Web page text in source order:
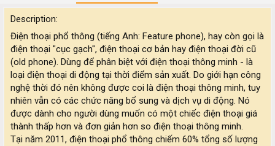
Description
Điện thoại phổ thông (tiếng Anh: Feature phone), hay còn gọi là
điện thoại "cục gạch", điện thoại cơ bản hay điện thoại đời cũ
(old phone). Dùng để phân biệt với điện thoại thông minh - là
loại điện thoại di động tại thời điểm sản xuất. Do giới hạn công
nghệ thời đó nên không được coi là điện thoại thông minh, tuy
nhiên vẫn có các chức năng bổ sung và dịch vụ di động. Nó
được dành cho người dùng muốn có một chiếc điện thoại giá
thành thấp hơn và đơn giản hơn so điện thoại thông minh.
Tại năm 2011, điện thoại phổ thông chiếm 60% tổng số lượng